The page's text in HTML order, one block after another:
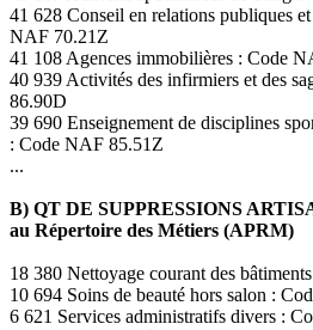
41 628 Conseil en relations publiques
NAF 70.21Z
41 108 Agences immobilières : Code
40 939 Activités des infirmiers et des
86.90D
39 690 Enseignement de disciplines
: Code NAF 85.51Z
...
B) QT DE SUPPRESSIONS
au Répertoire des Métiers (APRM)
18 380 Nettoyage courant des
10 694 Soins de beauté hors salon :
6 621 Services administratifs divers :